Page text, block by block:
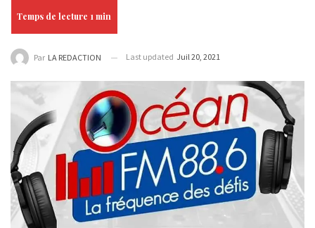
Par LA REDACTION Last updated Juil 20, 2021